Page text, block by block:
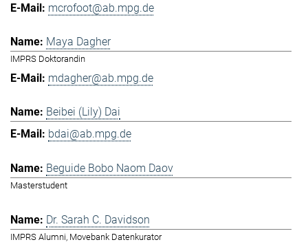
mcrofoot@ab.mpg.de
Maya Dagher
IMPRS Doktorandin
mdagher@ab.mpg.de
Beibei (Lily) Dai
bdai@ab.mpg.de
Beguide Bobo Naom Daov
Masterstudent
Dr. Sarah C. Davidson
IMPRS Alumni, Movebank Datenkurator